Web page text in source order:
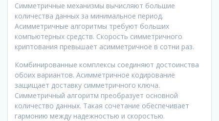
Симметричные механизмы вычисляют большие
количества данных за минимальное период.
Асимметричные алгоритмы требуют больших
компьютерных средств. Скорость симметричного
криптования превышает асимметричное в сотни раз.
Комбинированные комплексы соединяют достоинства
обоих вариантов. Асимметричное кодирование
защищает доставку симметричного ключа.
Симметричный алгоритм преобразует основной
количество данных. Такая сочетание обеспечивает
гармонию между надежностью и скоростью.